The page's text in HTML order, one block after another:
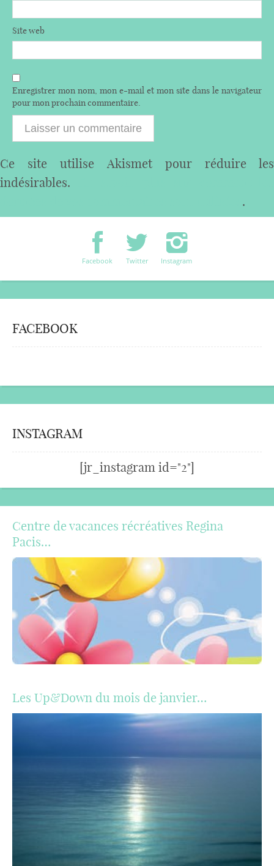
Site web
Enregistrer mon nom, mon e-mail et mon site dans le navigateur
pour mon prochain commentaire.
Ce site utilise Akismet pour réduire les
indésirables.
.
Facebook Twitter Instagram
FACEBOOK
INSTAGRAM
[jr_instagram id="2"]
Centre de vacances récréatives Regina
Pacis…
Les Up&Down du mois de janvier…